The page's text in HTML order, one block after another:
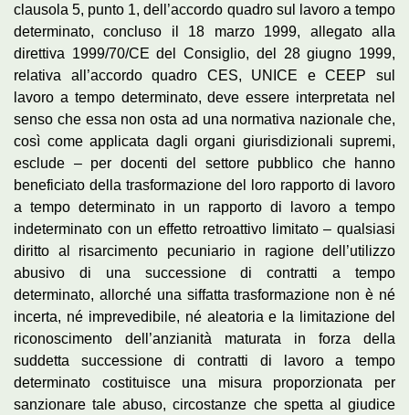
clausola 5, punto 1, dell’accordo quadro sul lavoro a tempo
determinato, concluso il 18 marzo 1999, allegato alla
direttiva 1999/70/CE del Consiglio, del 28 giugno 1999,
relativa all’accordo quadro CES, UNICE e CEEP sul
lavoro a tempo determinato, deve essere interpretata nel
senso che essa non osta ad una normativa nazionale che,
così come applicata dagli organi giurisdizionali supremi,
esclude – per docenti del settore pubblico che hanno
beneficiato della trasformazione del loro rapporto di lavoro
a tempo determinato in un rapporto di lavoro a tempo
indeterminato con un effetto retroattivo limitato – qualsiasi
diritto al risarcimento pecuniario in ragione dell’utilizzo
abusivo di una successione di contratti a tempo
determinato, allorché una siffatta trasformazione non è né
incerta, né imprevedibile, né aleatoria e la limitazione del
riconoscimento dell’anzianità maturata in forza della
suddetta successione di contratti di lavoro a tempo
determinato costituisce una misura proporzionata per
sanzionare tale abuso, circostanze che spetta al giudice